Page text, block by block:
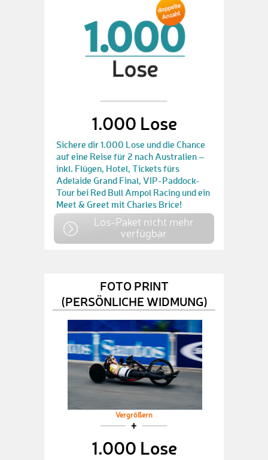
1.000 Lose
Sichere dir 1.000 Lose und die Chance
auf eine Reise für 2 nach Australien –
inkl. Flügen, Hotel, Tickets fürs
Adelaide Grand Final, VIP-Paddock-
Tour bei Red Bull Ampol Racing und ein
Meet & Greet mit Charles Brice!
Los-Paket nicht mehr
verfügbar
FOTO PRINT
(PERSÖNLICHE WIDMUNG)
Vergrößern
1.000 Lose